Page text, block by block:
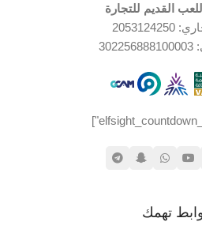
العلامة التجارية
القديم للتجارة
تهمك